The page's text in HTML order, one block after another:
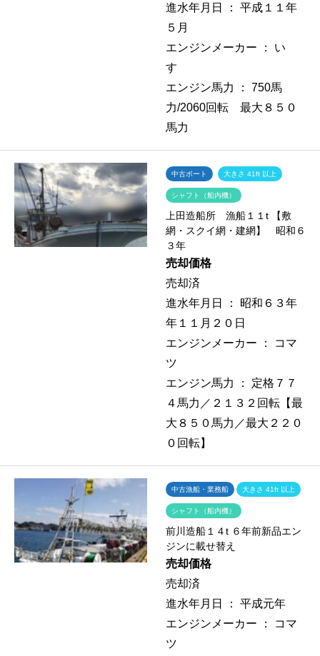
進水年月日 ： 平成１１年
５月
エンジンメーカー ： い
すゞ
エンジン馬力 ： 750馬
力/2060回転 最大８５０
馬力
中古ボート 大きさ 41ft 以上
シャフト（船内機）
上田造船所 漁船１１t 【敷
網・スクイ網・建網】 昭和６
３年
売却価格
売却済
進水年月日 ： 昭和６３年
年１１月２０日
エンジンメーカー ：
コマ
ツ
エンジン馬力 ： 定格７７
４馬力／２１３２回転【最
大８５０馬力／最大２２０
０回転】
中古漁船・業務船 大きさ 41ft 以上
シャフト（船内機）
前川造船１４t ６年前新品エン
ジンに載せ替え
売却価格
売却済
進水年月日 ： 平成元年
エンジンメーカー ：
コマ
ツ